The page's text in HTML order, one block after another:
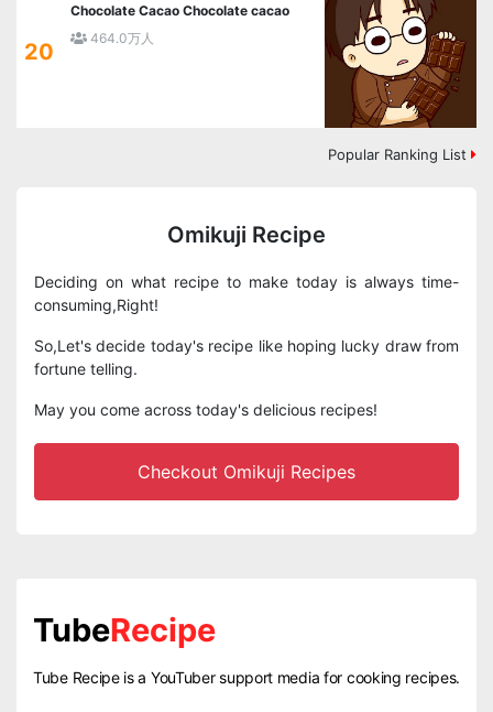
20
Chocolate Cacao Chocolate cacao
464.0万人
Popular Ranking List
Omikuji Recipe
Deciding on what recipe to make today is always time-
consuming,Right!
So,Let's decide today's recipe like hoping lucky draw from
fortune telling.
May you come across today's delicious recipes!
Checkout Omikuji Recipes
TubeRecipe
Tube Recipe is a YouTuber support media for cooking recipes.